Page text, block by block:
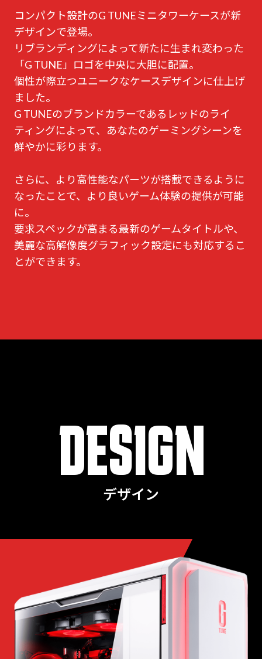
コンパクト設計のG TUNEミニタワーケースが新
デザインで登場。
リブランディングによって新たに生まれ変わった
「G TUNE」ロゴを中央に大胆に配置。
個性が際立つユニークなケースデザインに仕上げ
ました。
G TUNEのブランドカラーであるレッドのライ
ティングによって、あなたのゲーミングシーンを
鮮やかに彩ります。
さらに、より高性能なパーツが搭載できるように
なったことで、より良いゲーム体験の提供が可能
に。
要求スペックが高まる最新のゲームタイトルや、
美麗な高解像度グラフィック設定にも対応するこ
とができます。
DESIGN
デザイン